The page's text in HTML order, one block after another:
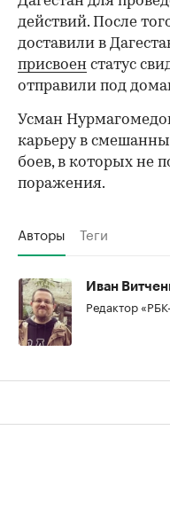
действий. После
доставили в
присвоен статус
отправили под
Усман
карьеру в
боев, в которых не
поражения.
Авторы Теги
Иван
Редактор